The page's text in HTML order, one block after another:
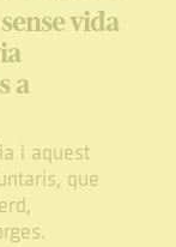
vida
a
i aquest
que